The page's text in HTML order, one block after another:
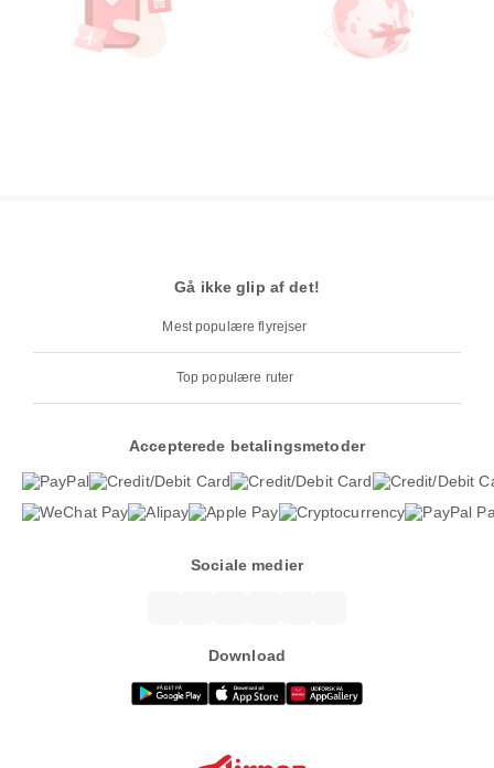
Gå ikke glip af det!
Mest populære flyrejser
Top populære ruter
Accepterede betalingsmetoder
Sociale medier
Download